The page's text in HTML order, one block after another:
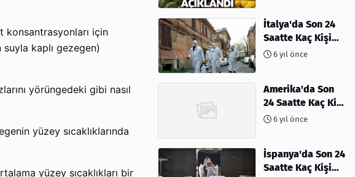
için
kaplı gezegen)
yörüngedeki gibi nasıl
yüzey sıcaklıklarında
yüzey sıcaklıkları bir
İtalya'da Son 24
Saatte Kaç Kişi
Öldü6 yıl önce
Amerika'da Son
24 Saatte Kaç Kişi
Öldü - 06 Nisan
6 yıl önce
İspanya'da Son 24
Saatte Kaç Kişi